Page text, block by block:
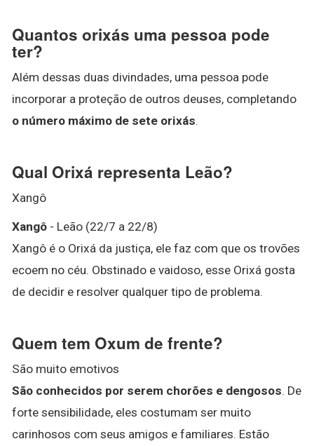
Quantos orixás uma pessoa pode
ter?
Além dessas duas divindades, uma pessoa pode
incorporar a proteção de outros deuses, completando
o número máximo de sete orixás.
Qual Orixá representa Leão?
Xangô
Xangô - Leão (22/7 a 22/8)
Xangô é o Orixá da justiça, ele faz com que os trovões
ecoem no céu. Obstinado e vaidoso, esse Orixá gosta
de decidir e resolver qualquer tipo de problema.
Quem tem Oxum de frente?
São muito emotivos
São conhecidos por serem chorões e dengosos. De
forte sensibilidade, eles costumam ser muito
carinhosos com seus amigos e familiares. Estão